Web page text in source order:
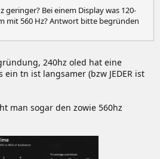
geringer? Bei einem Display was 120-
mit 560 Hz? Antwort bitte begründen
240hz oled hat eine
ein tn ist langsamer (bzw JEDER ist
man sogar den zowie 560hz